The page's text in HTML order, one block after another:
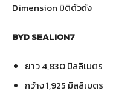
Dimension มิติตัวถัง
BYD SEALION7
ยาว 4,830 มิลลิเมตร
กว้าง 1,925 มิลลิเมตร